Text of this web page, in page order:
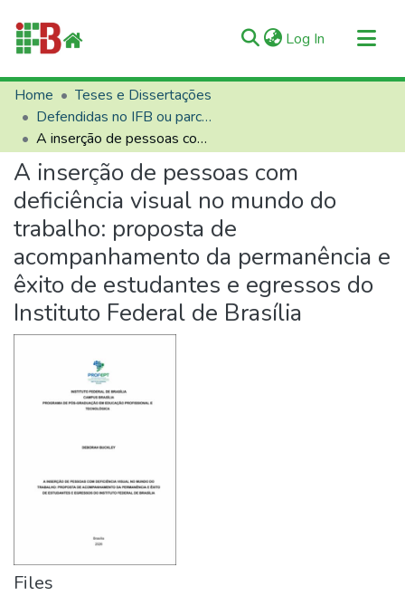
Log In (current)
Communities & Collections
All of RIIFB
Manuals and Terms
Statistics
About RIIFB
Help
Contacts
Home
Teses e Dissertações
Defendidas no IFB ou parceiros
A inserção de pessoas com deficiência visual no mundo do trabalho: proposta de acompanhamento da permanência e êxito de estudantes e egressos do Instituto Federal de Brasília
A inserção de pessoas com
deficiência visual no mundo do
trabalho: proposta de
acompanhamento da permanência e
êxito de estudantes e egressos do
Instituto Federal de Brasília
Files